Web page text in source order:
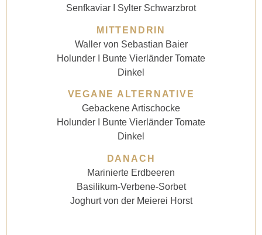
Senfkaviar I Sylter Schwarzbrot
MITTENDRIN
Waller von Sebastian Baier
Holunder I Bunte Vierländer Tomate
Dinkel
VEGANE ALTERNATIVE
Gebackene Artischocke
Holunder I Bunte Vierländer Tomate
Dinkel
DANACH
Marinierte Erdbeeren
Basilikum-Verbene-Sorbet
Joghurt von der Meierei Horst